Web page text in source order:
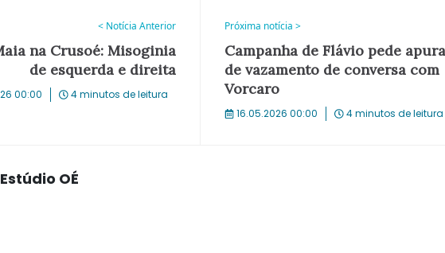
< Notícia Anterior
na Crusoé: Misoginia
de esquerda e direita
00:00 4 minutos de leitura
Próxima notícia >
Campanha de Flávio pede
de vazamento de conversa com
Vorcaro
16.05.2026 00:00 4 minutos de leitura
Estúdio OÉ